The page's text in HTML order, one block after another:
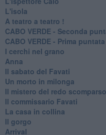
L'isola
A teatro a teatro !
CABO VERDE - Seconda
CABO VERDE - Prima puntata
I cerchi nel grano
Anna
Il sabato del Favati
Un morto in milonga
Il mistero del redo scomparso
Il commissario Favati
La casa in collina
Il gorgo
Arrival